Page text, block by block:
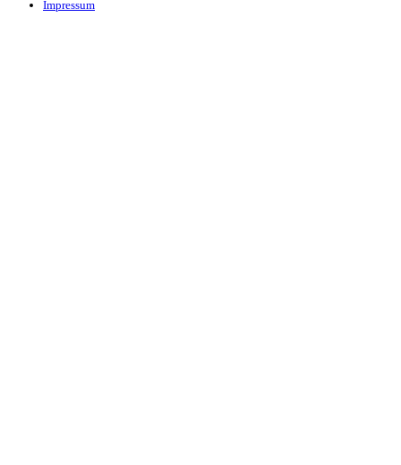
Impressum